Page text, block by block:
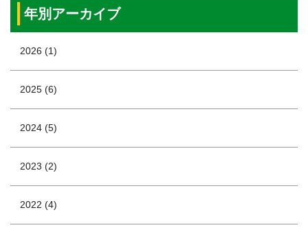
年別アーカイブ
2026 (1)
2025 (6)
2024 (5)
2023 (2)
2022 (4)